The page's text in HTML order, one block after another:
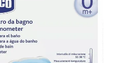
organizador